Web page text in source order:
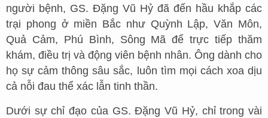
người bệnh, GS. Đặng Vũ Hỷ đã đến hầu khắp các
trại phong ở miền Bắc như Quỳnh Lập, Văn Môn,
Quả Cảm, Phú Bình, Sông Mã để trực tiếp thăm
khám, điều trị và động viên bệnh nhân. Ông dành cho
họ sự cảm thông sâu sắc, luôn tìm mọi cách xoa dịu
cả nỗi đau thể xác lẫn tinh thần.
Dưới sự chỉ đạo của GS. Đặng Vũ Hỷ, chỉ trong vài